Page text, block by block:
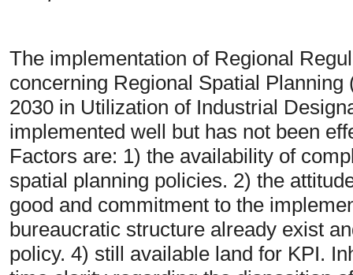
The implementation of Regional
concerning Regional Spatial
2030 in Utilization of Industrial
implemented well but has not been
Factors are: 1) the availability of
spatial planning policies. 2) the
good and commitment to the
bureaucratic structure already exist
policy. 4) still available land for KPI.